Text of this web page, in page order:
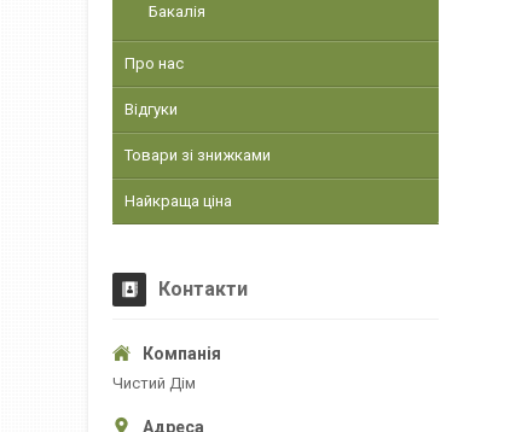
Бакалія
Про нас
Відгуки
Товари зі знижками
Найкраща ціна
Контакти
Чистий Дім